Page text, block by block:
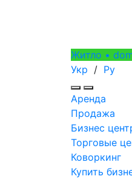
Житло •
Укр / Ру
Аренда
Продажа
Бизнес
Торговые
Коворкинг
Купить